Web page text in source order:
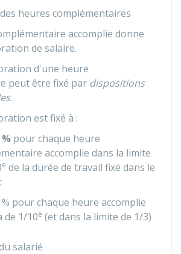
heures complémentaires
accomplie donne
de salaire.
d'une heure
peut être fixé par dispositions
.
est fixé à :
% pour chaque heure
accomplie dans la limite
e de la durée de travail fixé dans le
pour chaque heure accomplie
de 1/10e (et dans la limite de 1/3)
salarié